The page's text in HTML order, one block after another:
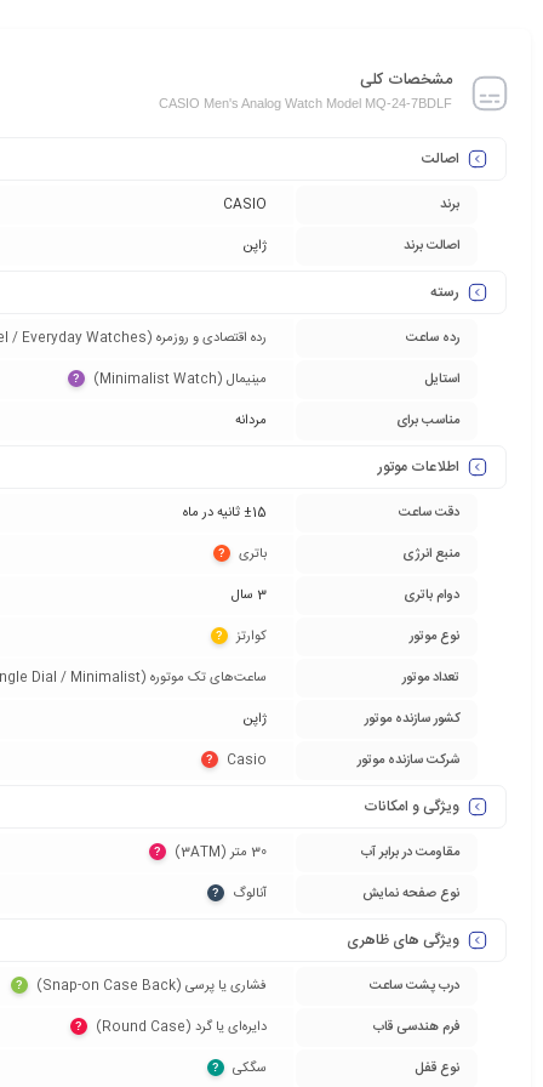
مشخصات کلی
CASIO Men's Analog Watch Model MQ-24-7BDLF
اصالت
برند
CASIO
اصالت برند
ژاپن
رسته
رده ساعت
رده اقتصادی و روزمره (Entry-Level / Everyday Watches)‏
استایل
مینیمال (Minimalist Watch)‏ ?
مناسب برای مردانه
اطلاعات موتور
دقت ساعت
±15 ثانیه در ماه
منبع انرژی
باتری‏ ?
دوام باتری
3 سال
نوع موتور
کوارتز‏ ?
تعداد موتور
ساعت‌های تک موتوره (Single Dial / Minimalist)‏
کشور سازنده موتور
ژاپن
شرکت سازنده موتور
Casio‏
?
ویژگی و امکانات
مقاومت در برابر آب 30 متر (3ATM)‏ ?
نوع صفحه نمایش آنالوگ‏ ?
ویژگی های ظاهری
درب پشت ساعت فشاری یا پرسی (Snap-on Case Back)‏ ?
فرم هندسی قاب دایره‌ای یا گرد (Round Case)‏ ?
نوع قفل سگکی‏ ?